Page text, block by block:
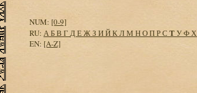
NUM: [0-9]
RU: АБВ Г ДЕЖЗ ИЙКЛМ НОПРС ТУФХ
EN: [A-Z]